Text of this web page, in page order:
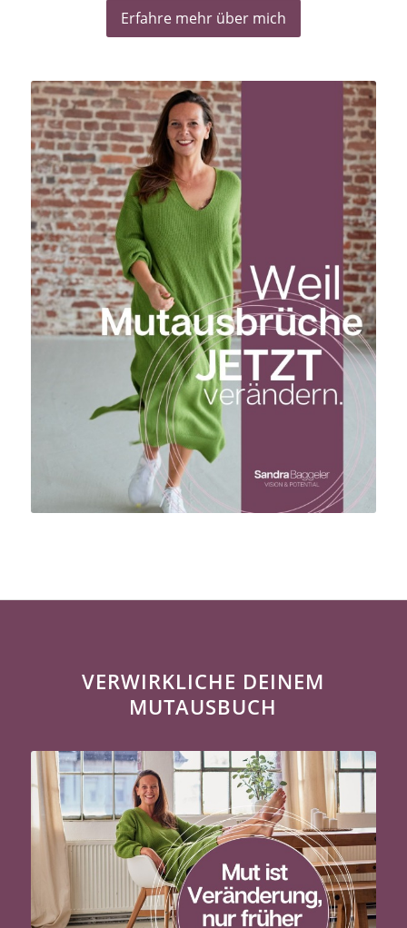
Erfahre mehr über mich
VERWIRKLICHE DEINEM
MUTAUSBUCH